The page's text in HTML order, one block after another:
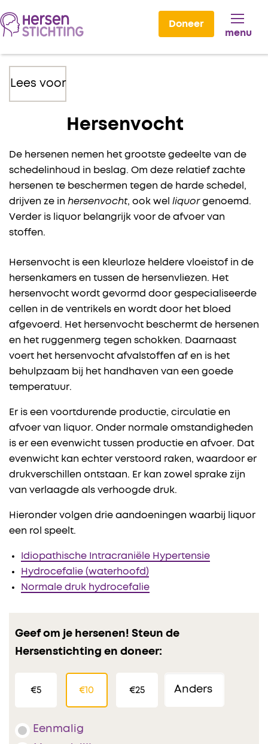
Doneer
menu
Lees voor
Hersenvocht
De hersenen nemen het grootste gedeelte van de
schedelinhoud in beslag. Om deze relatief zachte
hersenen te beschermen tegen de harde schedel,
drijven ze in hersenvocht, ook wel liquorgenoemd.
Verder is liquor belangrijk voor de afvoer van
stoffen.
Hersenvocht is een kleurloze heldere vloeistof in de
hersenkamers en tussen de hersenvliezen. Het
hersenvocht wordt gevormd door gespecialiseerde
cellen in de ventrikels en wordt door het bloed
afgevoerd. Het hersenvocht beschermt de hersenen
en het ruggenmerg tegen schokken. Daarnaast
voert het hersenvocht afvalstoffen af en is het
behulpzaam bij het handhaven van een goede
temperatuur.
Er is een voortdurende productie, circulatie en
afvoer van liquor. Onder normale omstandigheden
is er een evenwicht tussen productie en afvoer. Dat
evenwicht kan echter verstoord raken, waardoor er
drukverschillen ontstaan. Er kan zowel sprake zijn
van verlaagde als verhoogde druk.
Hieronder volgen drie aandoeningen waarbij liquor
een rol speelt.
Idiopathische Intracraniële Hypertensie
Hydrocefalie (waterhoofd)
Normale druk hydrocefalie
Geef om je hersenen! Steun de
Hersenstichting en doneer:
€5 €10 €25
Eenmalig